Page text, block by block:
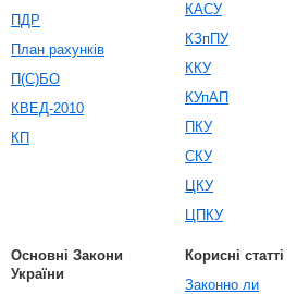
ПДР
План рахунків
П(С)БО
КВЕД-2010
КП
КАСУ
КЗпПУ
ККУ
КУпАП
ПКУ
СКУ
ЦКУ
ЦПКУ
Основні Закони
України
Корисні статті
Законно ли